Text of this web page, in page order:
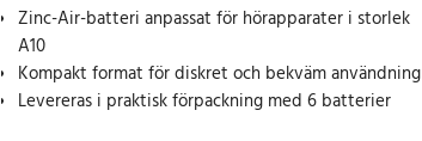
Zinc-Air-batteri anpassat för hörapparater i storlek
A10
Kompakt format för diskret och bekväm användning
Levereras i praktisk förpackning med 6 batterier